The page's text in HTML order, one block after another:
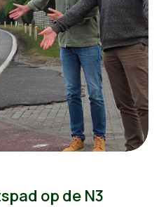
op de N3